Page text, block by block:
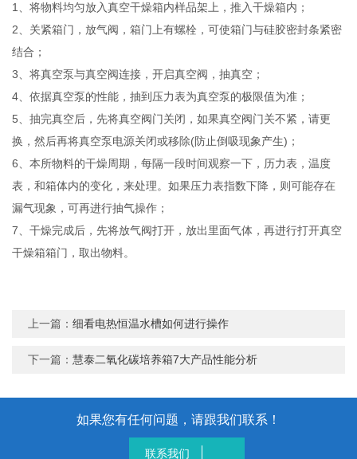
1、将物料均匀放入真空干燥箱内样品架上，推入干燥箱内；
2、关紧箱门，放气阀，箱门上有螺栓，可使箱门与硅胶密封条紧密
结合；
3、将真空泵与真空阀连接，开启真空阀，抽真空；
4、依据真空泵的性能，抽到压力表为真空泵的极限值为准；
5、抽完真空后，先将真空阀门关闭，如果真空阀门关不紧，请更
换，然后再将真空泵电源关闭或移除(防止倒吸现象产生)；
6、本所物料的干燥周期，每隔一段时间观察一下，历力表，温度
表，和箱体内的变化，来处理。如果压力表指数下降，则可能存在
漏气现象，可再进行抽气操作；
7、干燥完成后，先将放气阀打开，放出里面气体，再进行打开真空
干燥箱箱门，取出物料。
上一篇：细看电热恒温水槽如何进行操作
下一篇：慧泰二氧化碳培养箱7大产品性能分析
如果您有任何问题，请跟我们联系！
联系我们